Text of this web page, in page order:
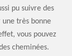
pu suivre des
très bonne
vous pouvez
cheminées.